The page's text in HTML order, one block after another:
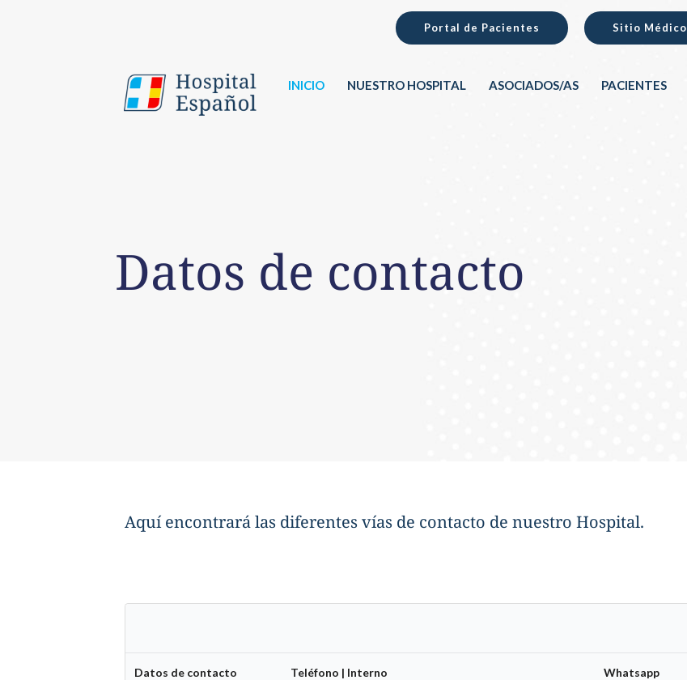
Portal de Pacientes Sitio Médico
INICIO NUESTRO HOSPITAL ASOCIADOS/AS PACIENTES
Datos de contacto
Aquí encontrará las diferentes vías de contacto de nuestro Hospital.
Datos de contacto Teléfono | Interno Whatsapp